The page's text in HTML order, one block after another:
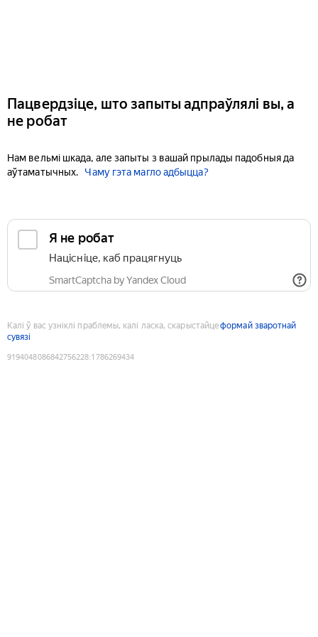
Пацвердзіце, што запыты адпраўлялі вы, а
не робат
Нам вельмі шкада, але запыты з вашай прылады падобныя да
аўтаматычных.
Чаму гэта магло адбыцца?
Я не робат
Націсніце, каб працягнуць
SmartCaptcha by Yandex Cloud
Калі ў вас узніклі праблемы, калі ласка, скарыстайцеформай зваротнай
сувязі
9194048086842756228:1786269434